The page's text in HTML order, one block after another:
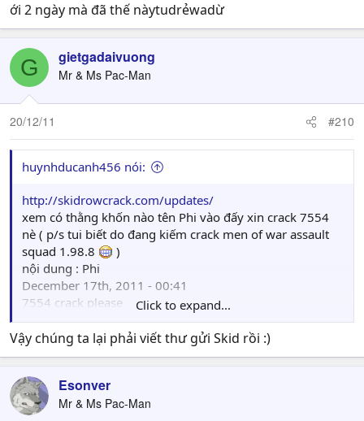
ới 2 ngày mà đã thế nàytudrẻwadừ
G gietgadaivuong
Mr & Ms Pac-Man
20/12/11 #210
huynhducanh456 nói:
http://skidrowcrack.com/updates/
xem có thằng khốn nào tên Phi vào đấy xin crack 7554
nè ( p/s tui biết do đang kiếm crack men of war assault
squad 1.98.8
)
nội dung : Phi
December 17th, 2011 - 00:41
7554 crack please
( REPLY )
LOL : đi xin crack Skid, nhục mặt
Click to expand...
Vậy chúng ta lại phải viết thư gửi Skid rồi :)
Esonver
Mr & Ms Pac-Man